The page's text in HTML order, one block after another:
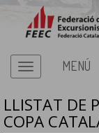
MENÚ
LLISTAT DE
COPA